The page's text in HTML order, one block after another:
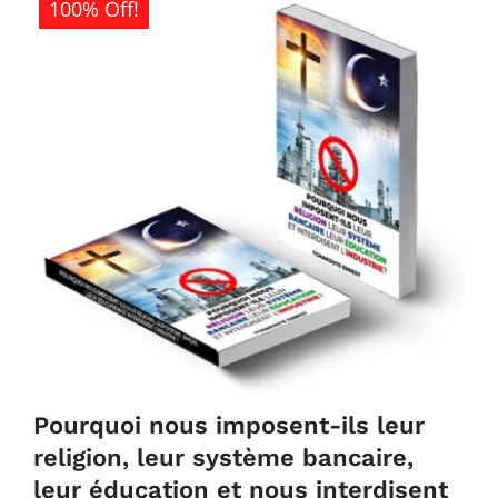
491CFA.
100% Off!
Pourquoi nous imposent-ils leur
religion, leur système bancaire,
leur éducation et nous interdisent